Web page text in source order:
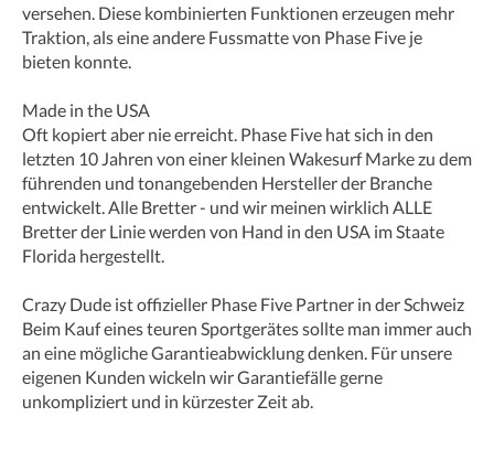
versehen. Diese kombinierten Funktionen erzeugen mehr
Traktion, als eine andere Fussmatte von Phase Five je
bieten konnte.
Made in the USA
Oft kopiert aber nie erreicht. Phase Five hat sich in den
letzten 10 Jahren von einer kleinen Wakesurf Marke zu dem
führenden und tonangebenden Hersteller der Branche
entwickelt. Alle Bretter - und wir meinen wirklich ALLE
Bretter der Linie werden von Hand in den USA im Staate
Florida hergestellt.
Crazy Dude ist offizieller Phase Five Partner in der Schweiz
Beim Kauf eines teuren Sportgerätes sollte man immer auch
an eine mögliche Garantieabwicklung denken. Für unsere
eigenen Kunden wickeln wir Garantiefälle gerne
unkompliziert und in kürzester Zeit ab.